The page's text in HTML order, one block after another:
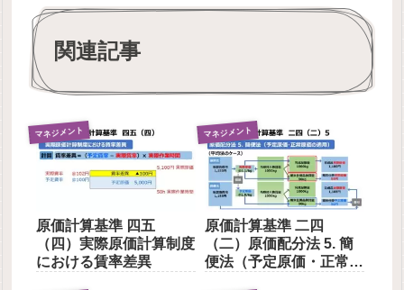
関連記事
マネジメント
原価計算基準 四五
（四）実際原価計算制度
における賃率差異
マネジメント
原価計算基準 二四
（二）原価配分法 5. 簡
便法（予定原価・正常原